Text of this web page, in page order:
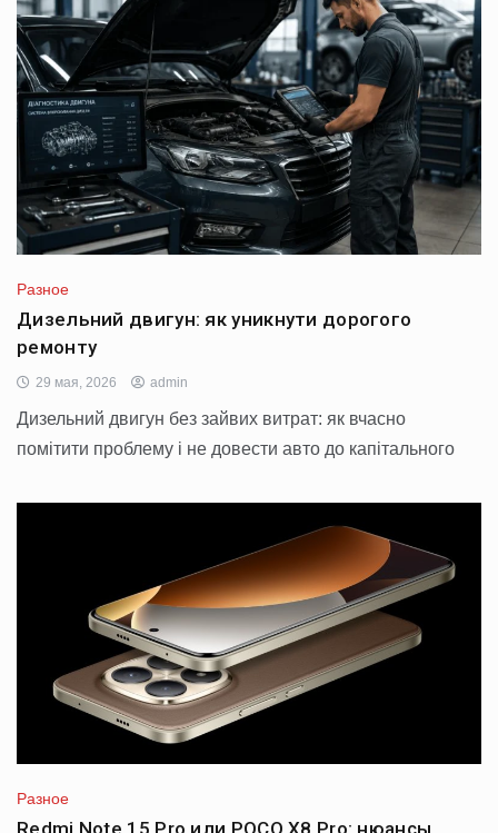
Разное
Дизельний двигун: як уникнути дорогого
ремонту
29 мая, 2026 admin
Дизельний двигун без зайвих витрат: як вчасно
помітити проблему і не довести авто до капітального
Разное